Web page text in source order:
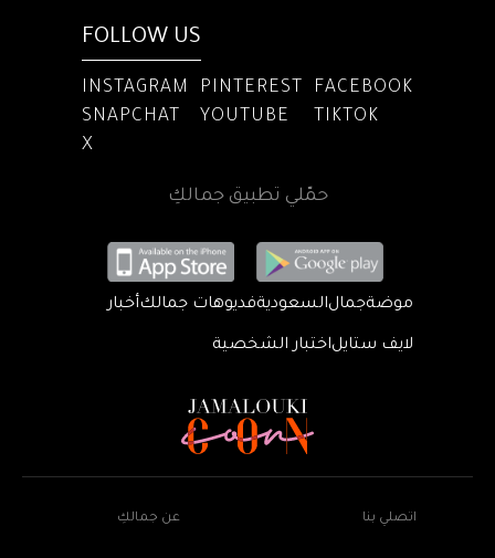
FOLLOW US
INSTAGRAM PINTEREST
FACEBOOK
SNAPCHAT
YOUTUBE
TIKTOK
X
حمّلي تطبيق جمالكِ
موضةجمالالسعوديةفديوهات جمالكأخبار
لايف ستايلاختبار الشخصية
اتصلي بنا عن جمالكِ